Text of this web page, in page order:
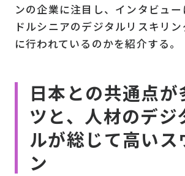
ンの企業に注目し、インタビュー
ドルシニアのデジタルリスキリ
に行われているのかを紹介する。
日本との共通点が
ツと、人材のデジ
ルが総じて高いス
ン